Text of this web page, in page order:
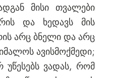
მისი თვალები
და ხედავს მის
არც ბნელი და არც
ავისმოქმედი;
ვადას, რომ